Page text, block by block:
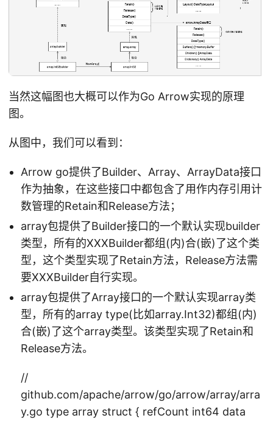
当然这幅图也大概可以作为Go Arrow实现的原理
图。
从图中，我们可以看到：
Arrow go提供了Builder、Array、ArrayData接口
作为抽象，在这些接口中都包含了用作内存引用计
数管理的Retain和Release方法；
array包提供了Builder接口的一个默认实现builder
类型，所有的XXXBuilder都组(内)合(嵌)了这个类
型，这个类型实现了Retain方法，Release方法需
要XXXBuilder自行实现。
array包提供了Array接口的一个默认实现array类
型，所有的array type(比如array.Int32)都组(内)
合(嵌)了这个array类型。该类型实现了Retain和
Release方法。
//
github.com/apache/arrow/go/arrow/array/arra
y.go type array struct { refCount int64 data